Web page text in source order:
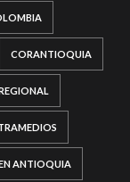
CORANTIOQUIA
ANTIOQUIA